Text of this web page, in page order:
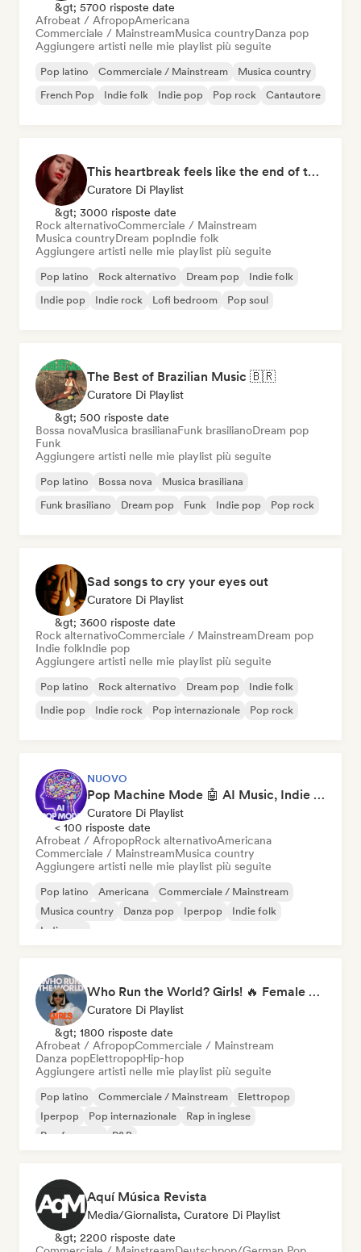
&gt; 5700 risposte date
Afrobeat / AfropopAmericana
Commerciale / MainstreamMusica countryDanza pop
Aggiungere artisti nelle mie playlist più seguite
Pop latino Commerciale / Mainstream
Musica country
French Pop
Indie folk Indie pop Pop rock Cantautore
This heartbreak feels like the end of the world
Curatore Di Playlist
&gt; 3000 risposte date
Rock alternativoCommerciale / Mainstream
Musica countryDream popIndie folk
Aggiungere artisti nelle mie playlist più seguite
Pop latino Rock alternativo Dream pop
Indie folk
Indie pop
Indie rock Lofi bedroom Pop soul
The Best of Brazilian Music 🇧🇷
Curatore Di Playlist
&gt; 500 risposte date
Bossa novaMusica brasilianaFunk brasilianoDream pop
Funk
Aggiungere artisti nelle mie playlist più seguite
Pop latino Bossa nova
Musica brasiliana
Funk brasiliano
Dream pop Funk Indie pop Pop rock
Sad songs to cry your eyes out
Curatore Di Playlist
&gt; 3600 risposte date
Rock alternativoCommerciale / MainstreamDream pop
Indie folkIndie pop
Aggiungere artisti nelle mie playlist più seguite
Pop latino Rock alternativo Dream pop
Indie folk
Indie pop
Indie rock Pop internazionale Pop rock
NUOVO
Pop Machine Mode 🤖 AI Music, Indie Pop & Dream Pop
Curatore Di Playlist
< 100 risposte date
Afrobeat / AfropopRock alternativoAmericana
Commerciale / MainstreamMusica country
Aggiungere artisti nelle mie playlist più seguite
Pop latino Americana
Commerciale / Mainstream
Musica country
Danza pop Iperpop
Indie folk
Indie pop
Who Run the World? Girls! 🔥 Female Empowerment Pop & Girl-Power Anthems
Curatore Di Playlist
&gt; 1800 risposte date
Afrobeat / AfropopCommerciale / Mainstream
Danza popElettropopHip-hop
Aggiungere artisti nelle mie playlist più seguite
Pop latino Commerciale / Mainstream
Elettropop
Iperpop
Pop internazionale
Rap in inglese
Rap francese
R&B
Aquí Música Revista
Media/Giornalista, Curatore Di Playlist
&gt; 2200 risposte date